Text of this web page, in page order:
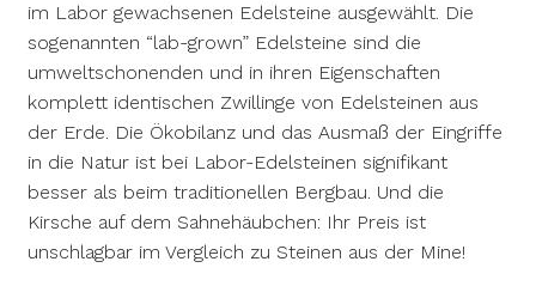
im Labor gewachsenen Edelsteine ausgewählt. Die
sogenannten “lab-grown” Edelsteine sind die
umweltschonenden und in ihren Eigenschaften
komplett identischen Zwillinge von Edelsteinen aus
der Erde. Die Ökobilanz und das Ausmaß der Eingriffe
in die Natur ist bei Labor-Edelsteinen signifikant
besser als beim traditionellen Bergbau. Und die
Kirsche auf dem Sahnehäubchen: Ihr Preis ist
unschlagbar im Vergleich zu Steinen aus der Mine!